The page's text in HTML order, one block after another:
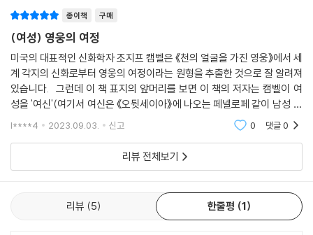
여성을 억압해 온 피라미드 구조
함께하는 권력, 원의 공동체
오메테오틀, 여자이면서 남자인 신
자연과 영혼의 세계 오가기
함께 여행하는 순례자들
맺음말 내 안의 보석을 캐내는 여정
나왔다. 이 극적인 탄생으로 아테나는 자신이 제우스의 분신이라고 생각했
고, 제우스를 유일한 부모로 인식했다. 아테나는 한 번도 자신의 어머니인
메티스의 존재를 인정한 적이 없었다. ─2장 ‘아버지의 딸’로 자라다 · 82쪽
에서
아테나는 모성적 유대보다 가부장적 가치를 우위에 둔 인물이다. ‘아테나
유형 여성’을 전형적인 ‘아버지의 딸’로 볼 수 있는데, 이들은 어머니를 경
시하고 아버지와 자신을 동일시한다. 또한 총명하고 야심만만하며 일을 척
척 해내지만, 정서적인 관계는 가치가 없다고 생각한다.
여성 영웅을 가로막는 괴물과 용
남성 영웅의 길에 들어선 여성 영웅은 빈약한 기회, 저임금, 불충분한 보육
종이책 구매
(여성) 영웅의 여정
미국의 대표적인 신화학자 조지프 캠벨은 《천의 얼굴을 가진 영웅》에서 세
계 각지의 신화로부터 영웅의 여정이라는 원형을 추출한 것으로 잘 알려져
있습니다. 그런데 이 책 표지의 앞머리를 보면 이 책의 저자는 캠벨이 여
성을 '여신'(여기서 여신은 《오뒷세이아》에 나오는 페넬로페 같이 남성 영
웅을 보살펴주고 도와주는 데에만 그치는, 이야기의 조연 같은 존재나 그
l****4 2023.09.03. 신고 0 댓글0
리뷰 전체보기
리뷰 5 한줄평 1